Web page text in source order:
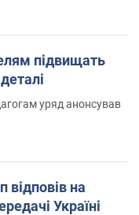
підвищать
уряд анонсував
відповів на
Україні